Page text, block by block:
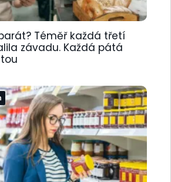
Téměř každá třetí
závadu. Každá pátá